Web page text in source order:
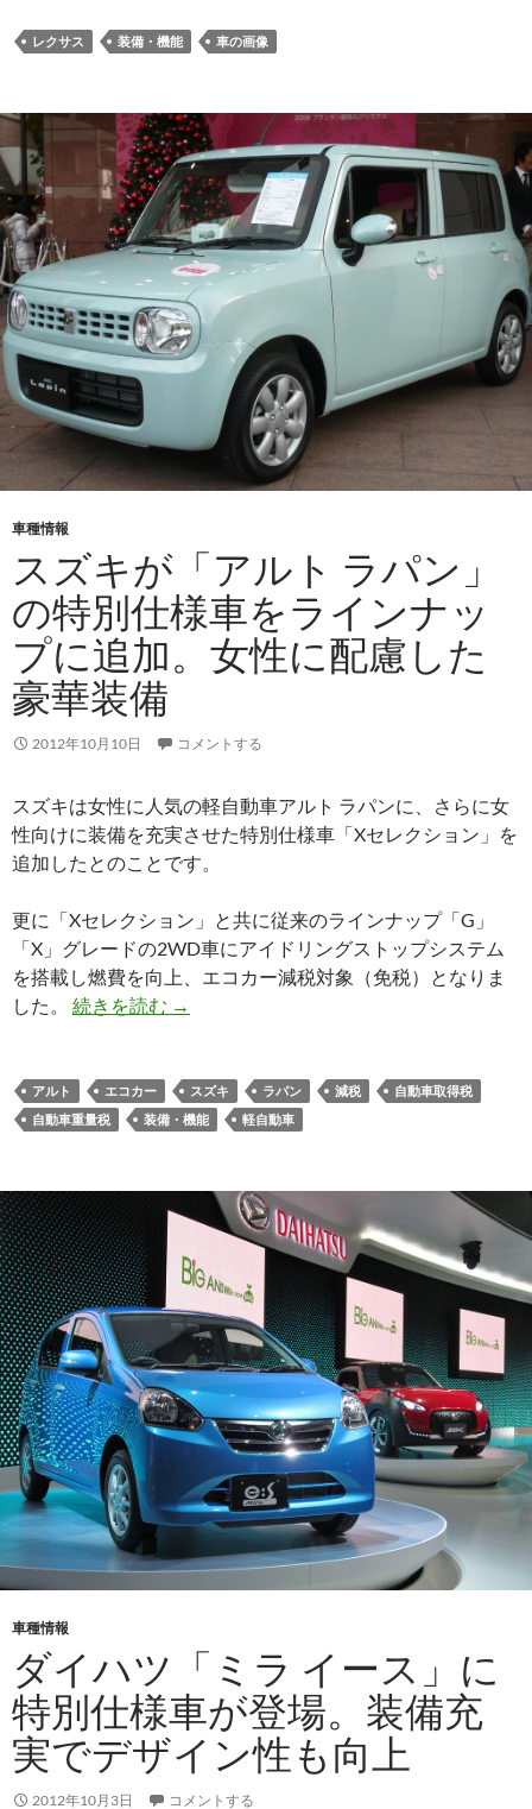
レクサス 装備・機能 車の画像
車種情報
スズキが「アルト ラパン」
の特別仕様車をラインナッ
プに追加。女性に配慮した
豪華装備
2012年10月10日 コメントする
スズキは女性に人気の軽自動車アルト ラパンに、さらに女
性向けに装備を充実させた特別仕様車「Xセレクション」を
追加したとのことです。
更に「Xセレクション」と共に従来のラインナップ「G」
「X」グレードの2WD車にアイドリングストップシステム
を搭載し燃費を向上、エコカー減税対象（免税）となりま
した。 続きを読む →
アルト エコカー スズキ ラパン 減税
自動車取得税
自動車重量税
装備・機能 軽自動車
車種情報
ダイハツ「ミラ イース」に
特別仕様車が登場。装備充
実でデザイン性も向上
2012年10月3日 コメントする